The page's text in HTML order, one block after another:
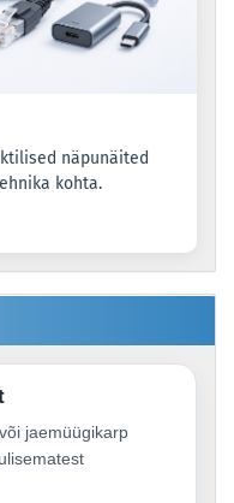
näpunäited
kohta.
jaemüügikarp